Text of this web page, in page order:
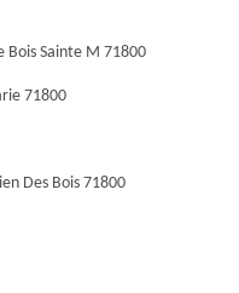
Bois Sainte M 71800
71800
Des Bois 71800